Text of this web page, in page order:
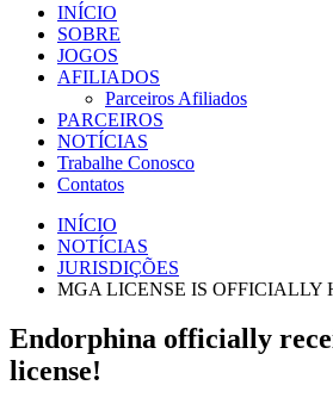
INÍCIO
SOBRE
JOGOS
AFILIADOS
Parceiros Afiliados
PARCEIROS
NOTÍCIAS
Trabalhe Conosco
Contatos
INÍCIO
NOTÍCIAS
JURISDIÇÕES
MGA LICENSE IS OFFICIALLY
Endorphina officially
license!